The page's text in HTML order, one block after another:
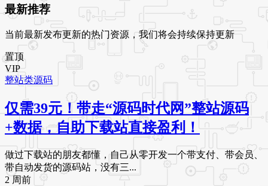
最新推荐
当前最新发布更新的热门资源，我们将会持续保持更新
置顶
VIP
整站类源码
仅需39元！带走“源码时代网”整站源码
+数据，自助下载站直接盈利！
做过下载站的朋友都懂，自己从零开发一个带支付、带会员、
带自动发货的源码站，没有三...
2 周前